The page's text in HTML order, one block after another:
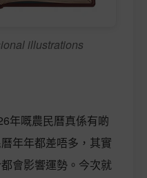
illustrations
年嘅農民曆真係有啲
年年都差唔多，其實
會影響運勢。今次就